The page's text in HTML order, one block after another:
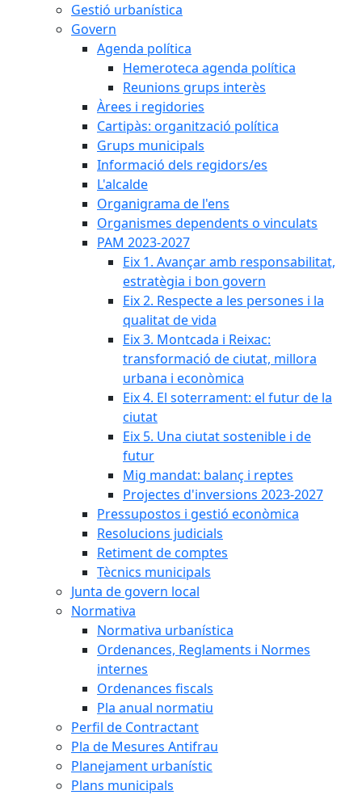
Gestió urbanística
Govern
Agenda política
Hemeroteca agenda política
Reunions grups interès
Àrees i regidories
Cartipàs: organització política
Grups municipals
Informació dels regidors/es
L'alcalde
Organigrama de l'ens
Organismes dependents o vinculats
PAM 2023-2027
Eix 1. Avançar amb responsabilitat,
estratègia i bon govern
Eix 2. Respecte a les persones i la
qualitat de vida
Eix 3. Montcada i Reixac:
transformació de ciutat, millora
urbana i econòmica
Eix 4. El soterrament: el futur de la
ciutat
Eix 5. Una ciutat sostenible i de
futur
Mig mandat: balanç i reptes
Projectes d'inversions 2023-2027
Pressupostos i gestió econòmica
Resolucions judicials
Retiment de comptes
Tècnics municipals
Junta de govern local
Normativa
Normativa urbanística
Ordenances, Reglaments i Normes
internes
Ordenances fiscals
Pla anual normatiu
Perfil de Contractant
Pla de Mesures Antifrau
Planejament urbanístic
Plans municipals